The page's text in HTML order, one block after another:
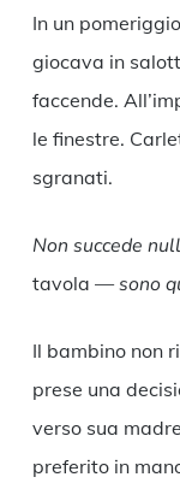
In un
giocava in
faccende.
le finestre.
sgranati.
Non succede
tavola —sono
Il bambino non
prese una
verso sua
preferito in